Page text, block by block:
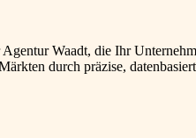
Waadt, die Ihr
durch präzise,